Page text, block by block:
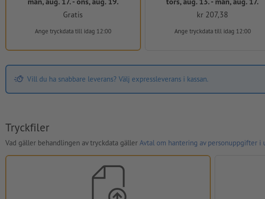
Gratis
Ange tryckdatatill idag 12:00
kr 207,38
Ange tryckdatatill idag 12:00
Vill du ha snabbare leverans? Välj expressleverans i kassan.
Tryckfiler
Vad gäller behandlingen av tryckdata gäller Avtal om hantering av personuppgifter i